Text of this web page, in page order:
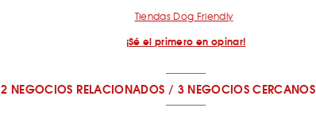
Tiendas Dog Friendly
¡Sé el primero en opinar!
2 NEGOCIOS RELACIONADOS / 3 NEGOCIOS CERCANOS